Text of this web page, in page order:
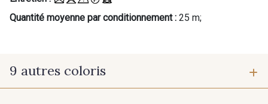
Quantité moyenne par conditionnement : 25 m;
9 autres coloris